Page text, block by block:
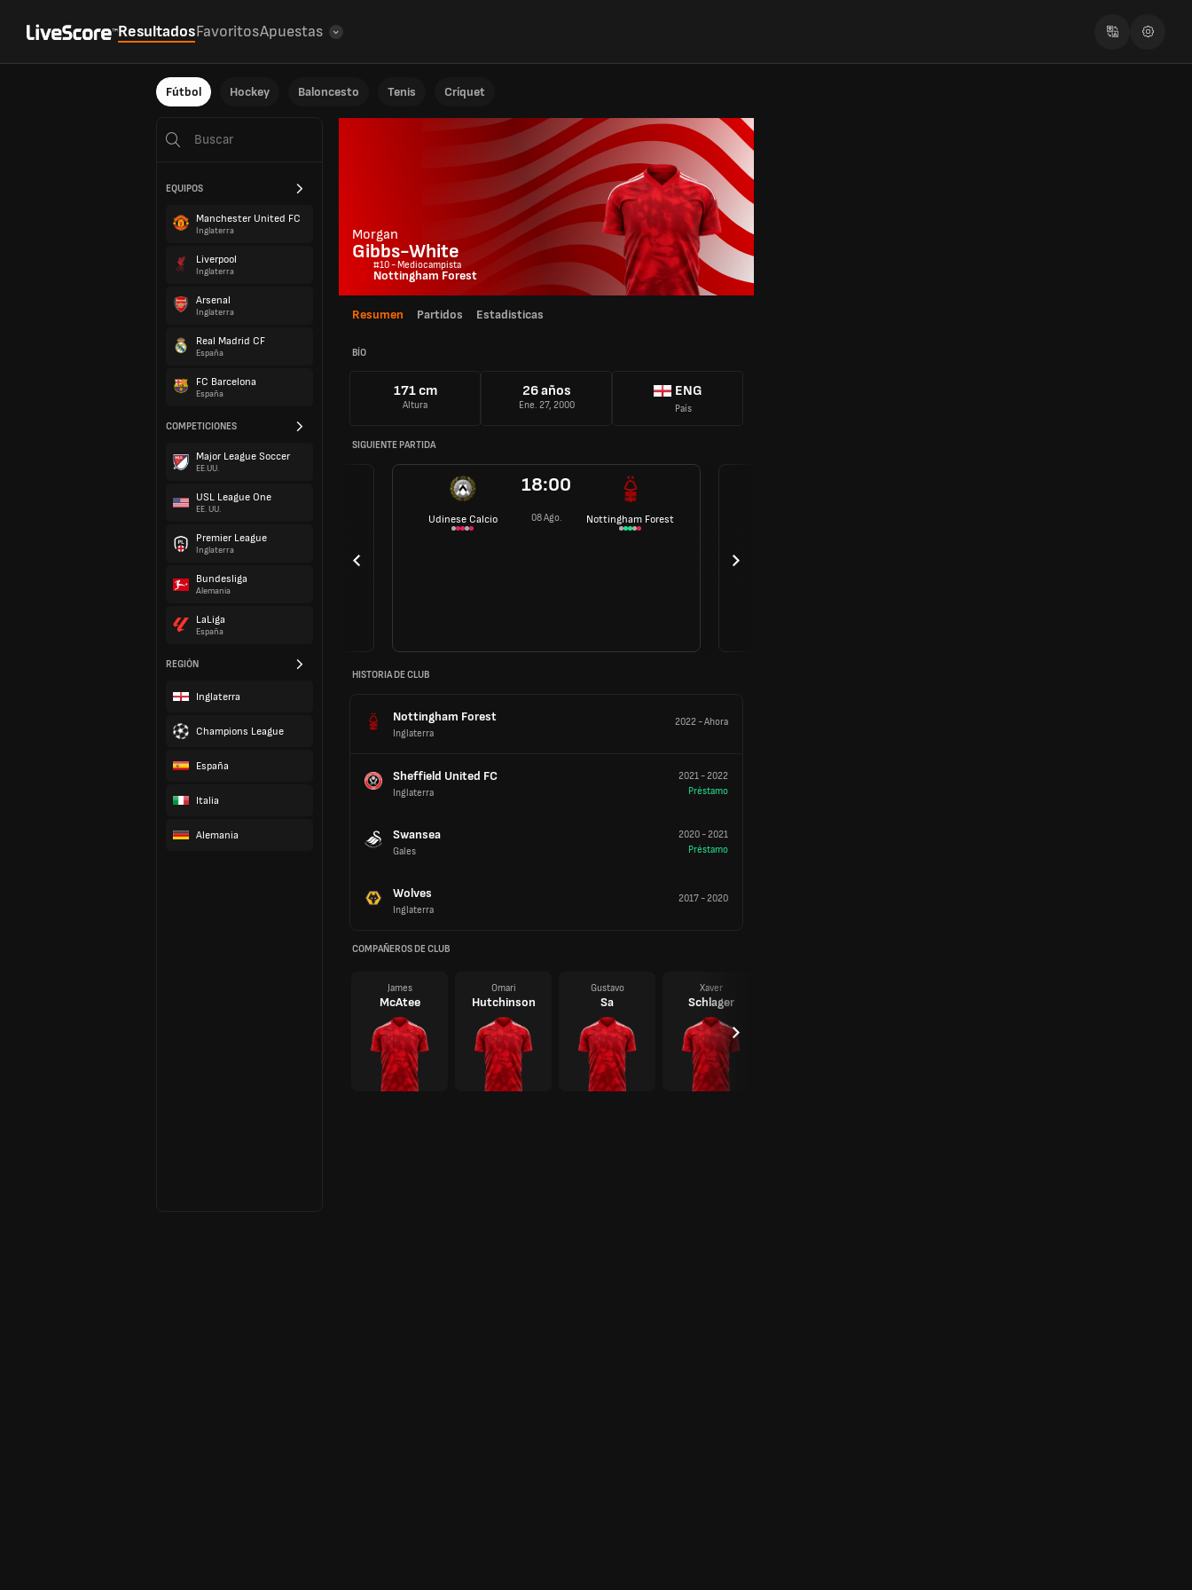
ResultadosFavoritosApuestas
Fútbol Hockey Baloncesto Tenis Críquet
EQUIPOS
Manchester United FC
Inglaterra
Liverpool
Inglaterra
Arsenal
Inglaterra
Real Madrid CF
España
FC Barcelona
España
COMPETICIONES
Major League Soccer
EE.UU.
USL League One
EE. UU.
Premier League
Inglaterra
Bundesliga
Alemania
LaLiga
España
REGIÓN
Inglaterra
Champions League
España
Italia
Alemania
Morgan
Gibbs-White
#10 - Mediocampista
Nottingham Forest
Resumen Partidos Estadisticas
BÍO
171 cm
Altura
26 años
Ene. 27, 2000
ENG
País
SIGUIENTE PARTIDA
Udinese Calcio
18:00
08 Ago. Nottingham Forest
HISTORIA DE CLUB
Nottingham Forest
Inglaterra
2022-Ahora
Sheffield United FC
Inglaterra
2021-2022
Préstamo
Swansea
Gales
2020-2021
Préstamo
Wolves
Inglaterra
2017-2020
COMPAÑEROS DE CLUB
James
McAtee
Omari
Hutchinson
Gustavo
Sa
Xaver
Schlager